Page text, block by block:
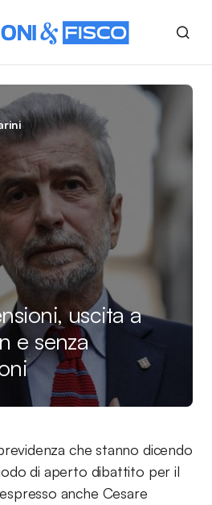
uscita a
e senza
che stanno dicendo
di aperto dibattito per il
anche Cesare